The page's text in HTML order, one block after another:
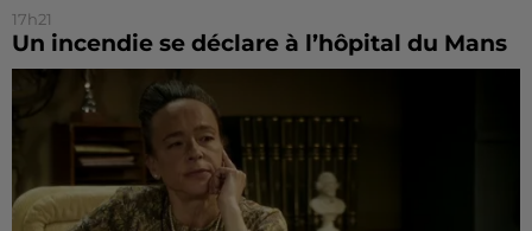
17h21
Un incendie se déclare à l’hôpital du Mans